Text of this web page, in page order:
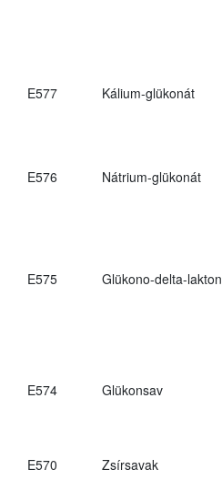
E577 Kálium-glükonát
E576 Nátrium-glükonát
E575 Glükono-delta-lakton
E574 Glükonsav
E570 Zsírsavak